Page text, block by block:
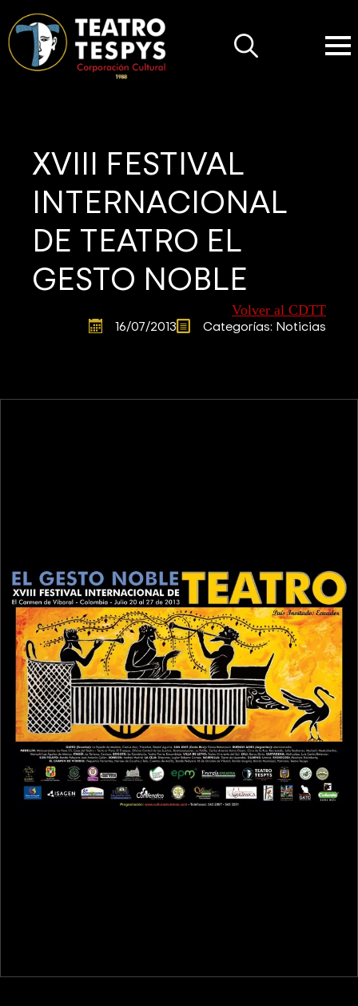
XVIII FESTIVAL
INTERNACIONAL
DE TEATRO EL
GESTO NOBLE
Volver al CDTT
16/07/2013 Categorías: Noticias